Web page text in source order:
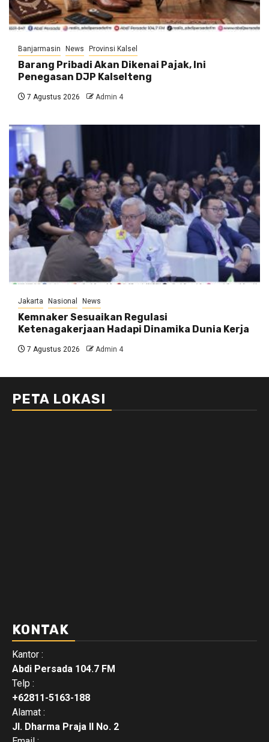
Banjarmasin News Provinsi Kalsel
Barang Pribadi Akan Dikenai Pajak, Ini
Penegasan DJP Kalselteng
7 Agustus 2026 Admin 4
Jakarta Nasional News
Kemnaker Sesuaikan Regulasi
Ketenagakerjaan Hadapi Dinamika Dunia Kerja
7 Agustus 2026 Admin 4
PETA LOKASI
KONTAK
Kantor :
Abdi Persada 104.7 FM
Telp :
+62811-5163-188
Alamat :
Jl. Dharma Praja II No. 2